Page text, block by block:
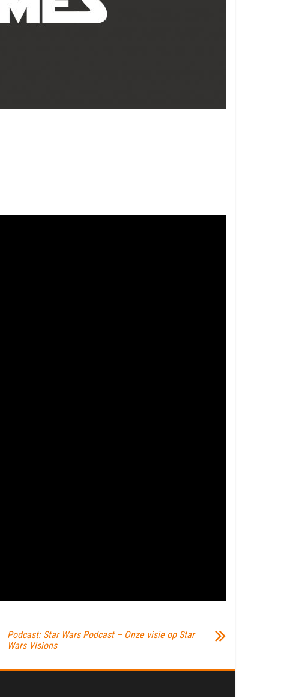
Podcast: Star Wars Podcast – Onze visie op Star
Wars Visions